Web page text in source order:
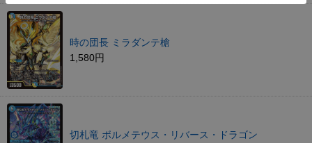
時の団長 ミラダンテ槍
1,580円
切札竜 ボルメテウス・リバース・ドラゴン